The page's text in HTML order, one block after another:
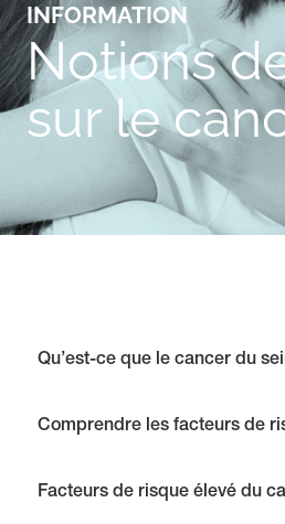
INFORMATION
Notions
sur le
Qu’est-ce que le cancer du
Comprendre les facteurs de
Facteurs de risque élevé du